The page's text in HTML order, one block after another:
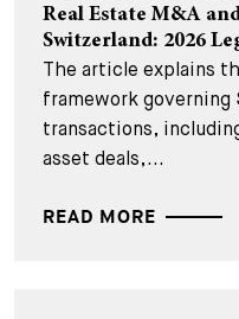
Real Estate M&A
Switzerland: 2026
The article explains
framework governing
transactions,
asset deals,...
READ MORE